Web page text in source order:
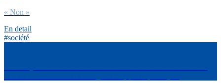
« Non »
En detail
#société